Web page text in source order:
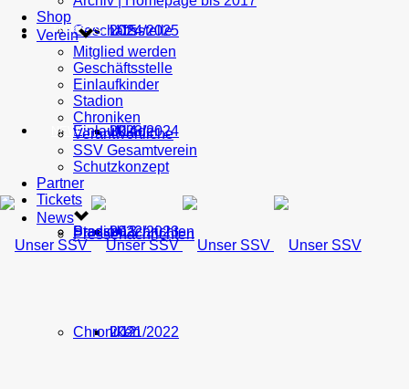
U15
U14
U13
U12
2024/2025
2023/2024
2022/2023
2021/2022
Geschäftsstelle
Einlaufkinder
Stadion
Chroniken
TICKETS
NEWS
Pressenachrichten
Shop
Verein
Mitglied werden
Geschäftsstelle
Einlaufkinder
Stadion
Chroniken
Verantwortliche
SSV Gesamtverein
Schutzkonzept
Partner
Tickets
News
Pressenachrichten